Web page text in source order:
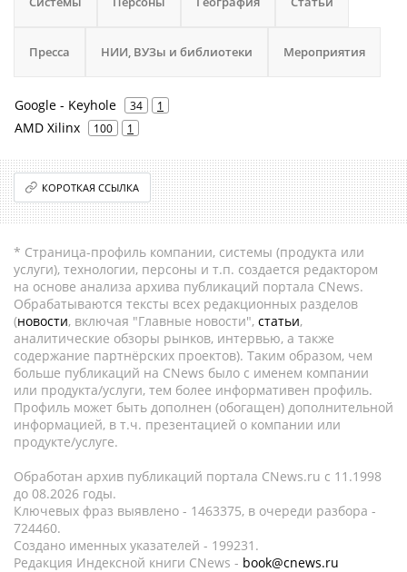
Пресса НИИ, ВУЗы и библиотеки Мероприятия
Google - Keyhole 34 1
AMD Xilinx 100 1
КОРОТКАЯ ССЫЛКА
* Страница-профиль компании, системы (продукта или
услуги), технологии, персоны и т.п. создается редактором
на основе анализа архива публикаций портала CNews.
Обрабатываются тексты всех редакционных разделов
(новости, включая "Главные новости", статьи,
аналитические обзоры рынков, интервью, а также
содержание партнёрских проектов). Таким образом, чем
больше публикаций на CNews было с именем компании
или продукта/услуги, тем более информативен профиль.
Профиль может быть дополнен (обогащен) дополнительной
информацией, в т.ч. презентацией о компании или
продукте/услуге.
Обработан архив публикаций портала CNews.ru c 11.1998
до 08.2026 годы.
Ключевых фраз выявлено - 1463375, в очереди разбора -
724460.
Создано именных указателей - 199231.
Редакция Индексной книги CNews - book@cnews.ru